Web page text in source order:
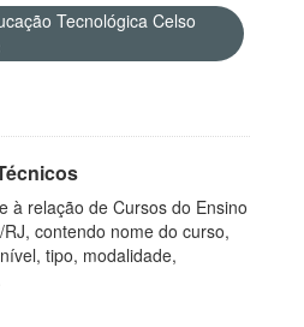
Tecnológica Celso
à relação de Cursos do Ensino
contendo nome do curso,
tipo, modalidade,